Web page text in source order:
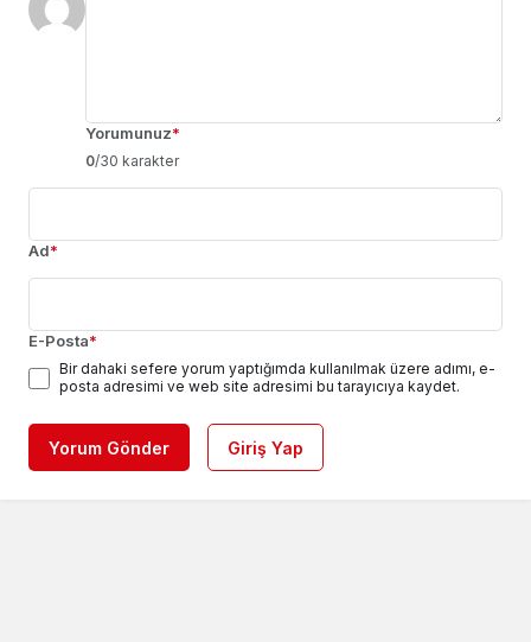
Yorumunuz*
0/30 karakter
Ad*
E-Posta*
Bir dahaki sefere yorum yaptığımda kullanılmak üzere adımı, e-
posta adresimi ve web site adresimi bu tarayıcıya kaydet.
Yorum Gönder Giriş Yap